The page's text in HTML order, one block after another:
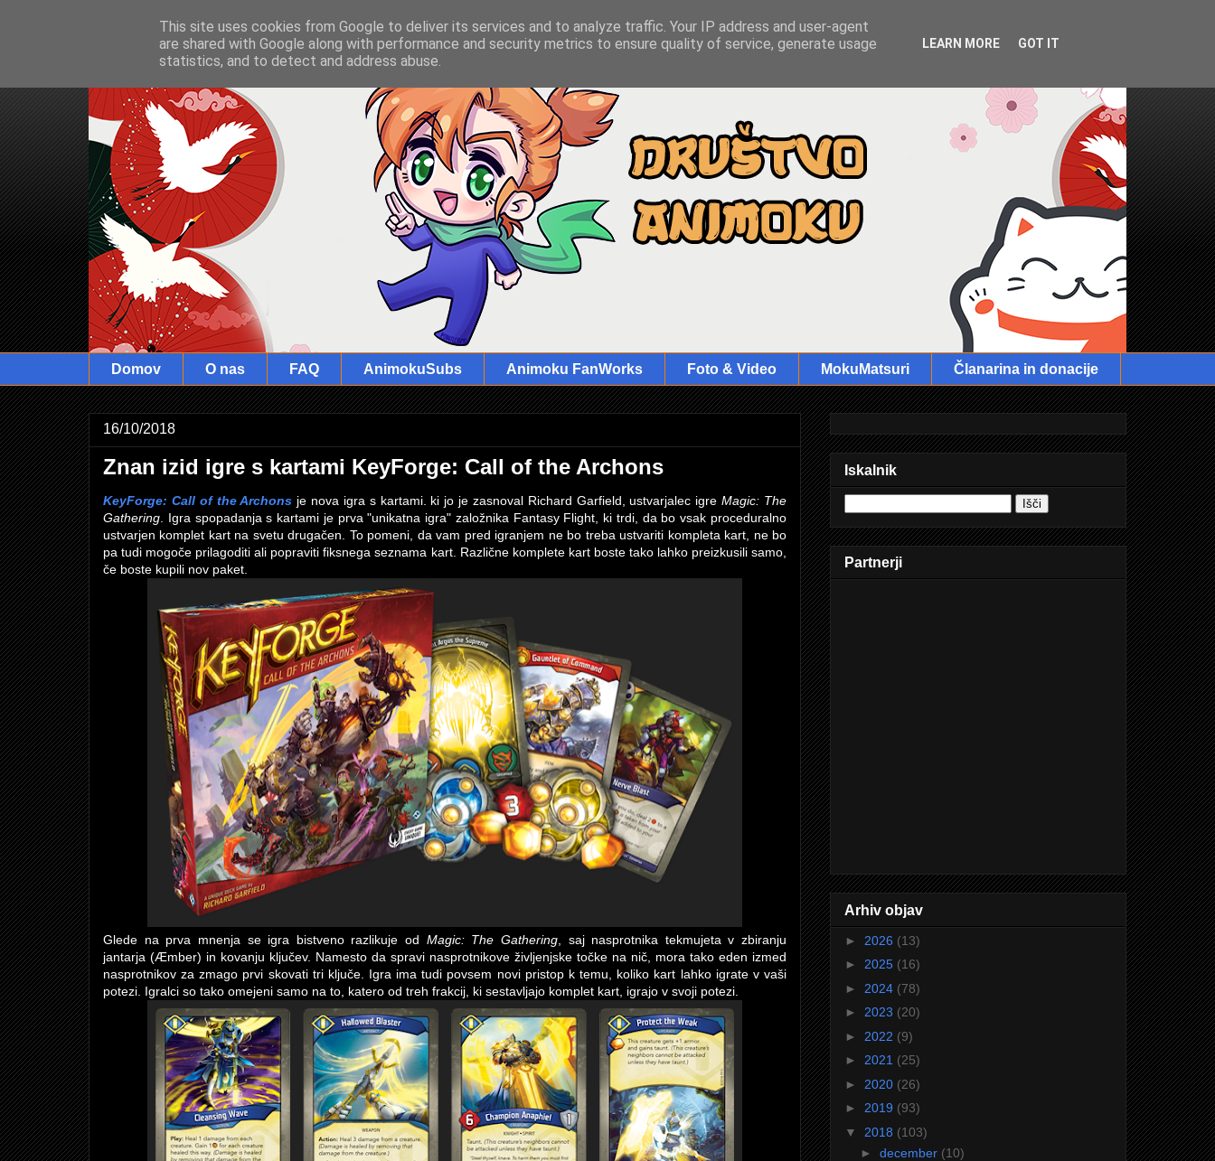
Domov O nas FAQ AnimokuSubs Animoku FanWorks Foto & Video MokuMatsuri Članarina in donacije
16/10/2018
Znan izid igre s kartami KeyForge: Call of the Archons
KeyForge: Call of the Archons je nova igra s kartami. ki jo je zasnoval Richard Garfield, ustvarjalec igreMagic: The
Gathering . Igra spopadanja s kartami je prva "unikatna igra" založnika Fantasy Flight, ki trdi, da bo vsak proceduralno
ustvarjen komplet kart na svetu drugačen. To pomeni, da vam pred igranjem ne bo treba ustvariti kompleta kart, ne bo
pa tudi mogoče prilagoditi ali popraviti fiksnega seznama kart. Različne komplete kart boste tako lahko preizkusili samo,
če boste kupili nov paket.
Glede na prva mnenja se igra bistveno razlikuje od Magic: The Gathering, saj nasprotnika tekmujeta v zbiranju
jantarja (Æmber) in kovanju ključev. Namesto da spravi nasprotnikove življenjske točke na nič, mora tako eden izmed
nasprotnikov za zmago prvi skovati tri ključe. Igra ima tudi povsem novi pristop k temu, koliko kart lahko igrate v vaši
potezi. Igralci so tako omejeni samo na to, katero od treh frakcij, ki sestavljajo komplet kart, igrajo v svoji potezi.
Iskalnik
Partnerji
Arhiv objav
► 2026 (13)
► 2025 (16)
► 2024 (78)
► 2023 (20)
► 2022 (9)
► 2021 (25)
► 2020 (26)
► 2019 (93)
▼ 2018 (103)
► december (10)
This site uses cookies from Google to deliver its services and to analyze traffic. Your IP address and user-agent
are shared with Google along with performance and security metrics to ensure quality of service, generate usage
statistics, and to detect and address abuse.
LEARN MORE GOT IT